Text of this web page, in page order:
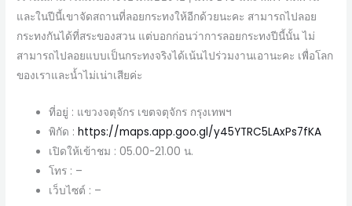
และในปีนี้เขาจัดสถานที่ลอยกระทงให้อีกด้วยนะคะ สามารถไปลอย
กระทงกันได้ที่สระของสวน แต่บอกก่อนว่าการลอยกระทงปีนี้นั้น ไม่
สามารถไปลอยแบบเป็นกระทงจริงได้เน้นไปร่วมงานเอานะคะ เพื่อโลก
ของเราและน้ำไม่เน่าเสียค่ะ
ที่อยู่ : แขวงจตุจักร เขตจตุจักร กรุงเทพฯ
พิกัด :https://maps.app.goo.gl/y45YTRC5LAxPs7fKA
เปิดให้เข้าชม : 05.00-21.00 น.
โทร : –
เว็บไซต์ : –